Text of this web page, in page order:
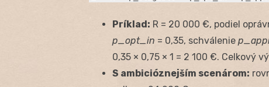
Príklad: R = 20 000 €, podiel
p_opt_in = 0,35, schválenie
0,35 × 0,75 × 1 = 2 100 €. Celkový
S ambicióznejším scenárom: